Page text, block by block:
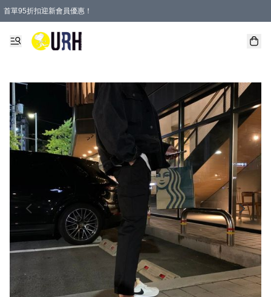
首單95折扣迎新會員優惠！
特選會員可享全單低至 95 折優惠！
單一訂單滿HKD600(澳門HKD800)包郵寄順豐送到家。